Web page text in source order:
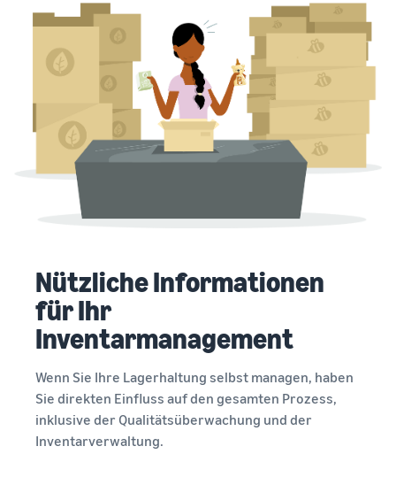
Nützliche Informationen
für Ihr
Inventarmanagement
Wenn Sie Ihre Lagerhaltung selbst managen, haben
Sie direkten Einfluss auf den gesamten Prozess,
inklusive der Qualitätsüberwachung und der
Inventarverwaltung.